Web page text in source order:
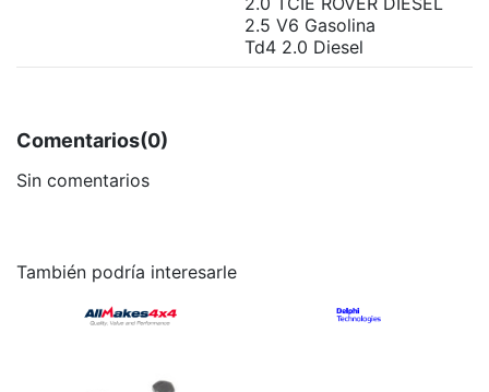
2.5 V6 Gasolina
Td4 2.0 Diesel
Comentarios(0)
Sin comentarios
También podría interesarle